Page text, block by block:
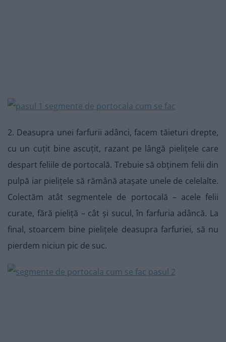
2. Deasupra unei farfurii adânci, facem tăieturi drepte,
cu un cuțit bine ascuțit, razant pe lângă pielițele care
despart feliile de portocală. Trebuie să obținem felii din
pulpă iar pielițele să rămână atașate unele de celelalte.
Colectăm atât segmentele de portocală – acele felii
curate, fără pieliță – cât și sucul, în farfuria adâncă. La
final, stoarcem bine pielițele deasupra farfuriei, să nu
pierdem niciun pic de suc.